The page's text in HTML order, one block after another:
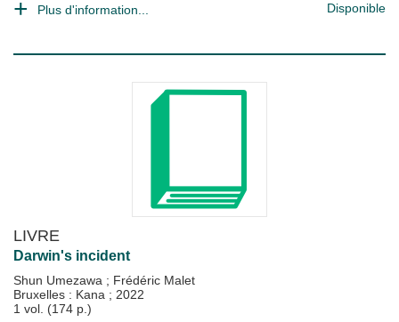
Plus d'information... Disponible
LIVRE
Darwin's incident
Shun Umezawa ; Frédéric Malet
Bruxelles : Kana ; 2022
1 vol. (174 p.)